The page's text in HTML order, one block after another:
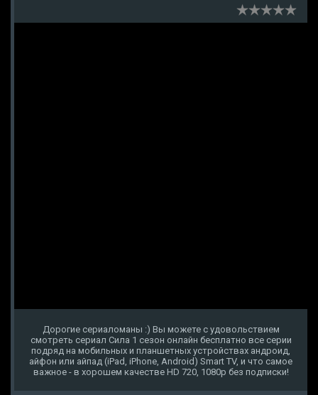
Дорогие сериаломаны :) Вы можете с удовольствием
смотреть сериал Сила 1 сезон онлайн бесплатно все серии
подряд на мобильных и планшетных устройствах андроид,
айфон или айпад (iPad, iPhone, Android) Smart TV, и что самое
важное - в хорошем качестве HD 720, 1080p без подписки!